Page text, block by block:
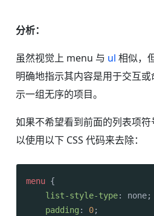
分析：
虽然视觉上 menu 与 ul 相似，
明确地指示其内容是用于交互
示一组无序的项目。
如果不希望看到前面的列表项
以使用以下 CSS 代码来去除：
menu {
list-style-type:
padding : 0